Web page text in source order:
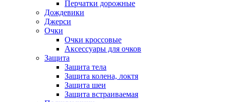
Перчатки дорожные
Дождевики
Джерси
Очки
Очки кроссовые
Аксессуары для очков
Защита
Защита тела
Защита колена, локтя
Защита шеи
Защита встраиваемая